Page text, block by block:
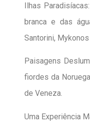
Ilhas
branca e das
Santorini,
Paisagens
fiordes da
de Veneza.
Uma Experiência